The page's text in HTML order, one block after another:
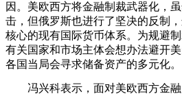
因。美欧西方将金融制裁武器化，
击，但俄罗斯也进行了坚决的反制
核心的现有国际货币体系。为规避
有关国家和市场主体会想办法避开
各国当局会寻求储备资产的多元化。
冯兴科表示，面对美欧西方金